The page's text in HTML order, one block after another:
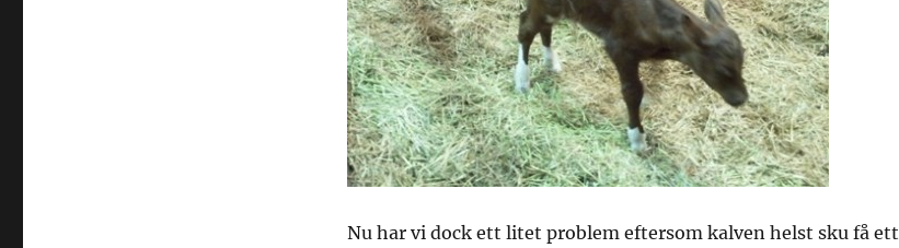
Nu har vi dock ett litet problem eftersom kalven helst sku få ett